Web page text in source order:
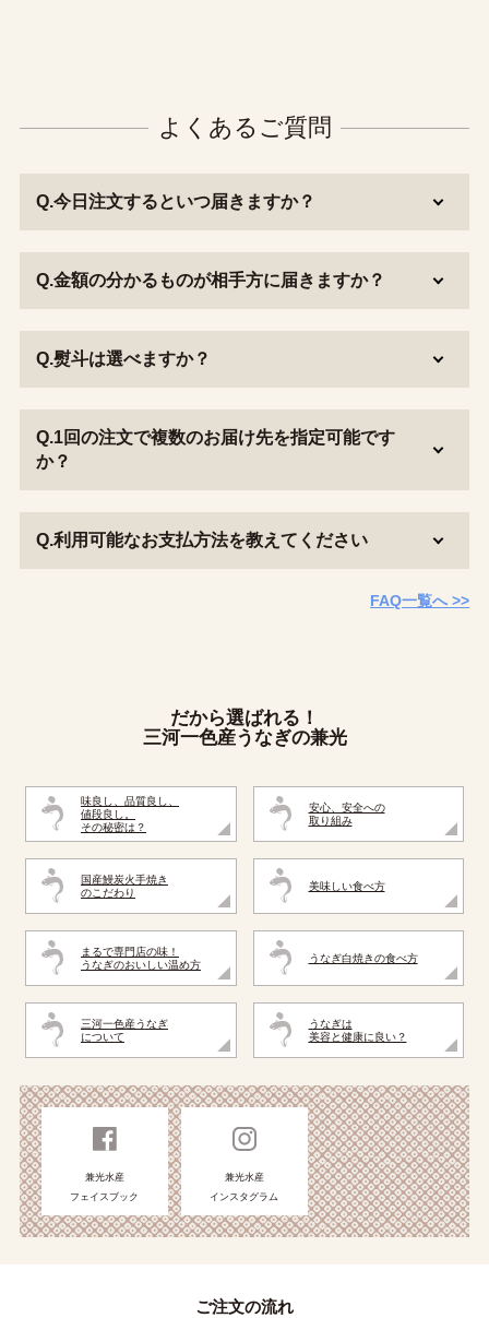
よくあるご質問
Q.今日注文するといつ届きますか？
Q.金額の分かるものが相手方に届きますか？
Q.熨斗は選べますか？
Q.1回の注文で複数のお届け先を指定可能です
か？
Q.利用可能なお支払方法を教えてください
FAQ一覧へ >>
だから選ばれる！
三河一色産うなぎの兼光
味良し、品質良し、
値段良し。
その秘密は？
安心、安全への
取り組み
国産鰻炭火手焼き
のこだわり
美味しい食べ方
まるで専門店の味！
うなぎのおいしい温め方
うなぎ白焼きの食べ方
三河一色産うなぎ
について
うなぎは
美容と健康に良い？
兼光水産
フェイスブック
兼光水産
インスタグラム
ご注文の流れ